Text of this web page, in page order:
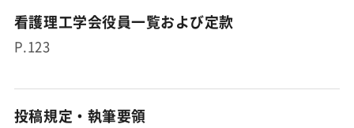
看護理工学会役員一覧および定款
P.123
投稿規定・執筆要領